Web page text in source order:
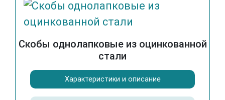
Скобы однолапковые из оцинкованной
стали
Характеристики и описание